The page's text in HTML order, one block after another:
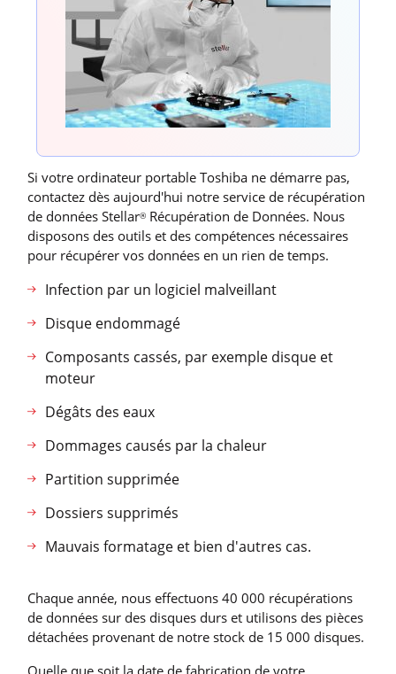
Si votre ordinateur portable Toshiba ne démarre pas,
contactez dès aujourd'hui notre service de récupération
de données Stellar® Récupération de Données. Nous
disposons des outils et des compétences nécessaires
pour récupérer vos données en un rien de temps.
Infection par un logiciel malveillant
Disque endommagé
Composants cassés, par exemple disque et
moteur
Dégâts des eaux
Dommages causés par la chaleur
Partition supprimée
Dossiers supprimés
Mauvais formatage et bien d'autres cas.
Chaque année, nous effectuons 40 000 récupérations
de données sur des disques durs et utilisons des pièces
détachées provenant de notre stock de 15 000 disques.